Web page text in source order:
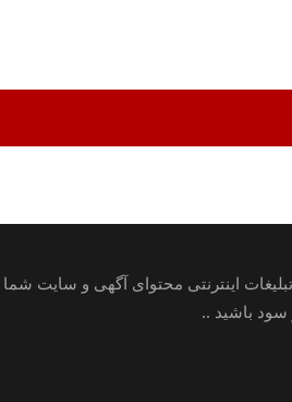
تبلیغات اینترنتی محتوای آگهی و
باشید ..